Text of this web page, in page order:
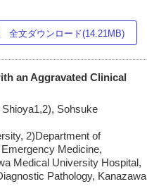
全文ダウンロード(14.21MB)
an Aggravated Clinical
Sohsuke
2)Department of
Medicine,
Medical University Hospital,
Pathology, Kanazawa